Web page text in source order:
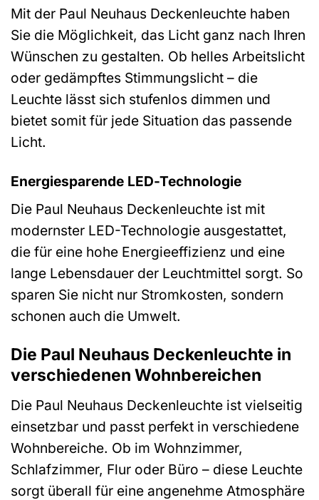
Mit der Paul Neuhaus Deckenleuchte haben
Sie die Möglichkeit, das Licht ganz nach Ihren
Wünschen zu gestalten. Ob helles Arbeitslicht
oder gedämpftes Stimmungslicht – die
Leuchte lässt sich stufenlos dimmen und
bietet somit für jede Situation das passende
Licht.
Energiesparende LED-Technologie
Die Paul Neuhaus Deckenleuchte ist mit
modernster LED-Technologie ausgestattet,
die für eine hohe Energieeffizienz und eine
lange Lebensdauer der Leuchtmittel sorgt. So
sparen Sie nicht nur Stromkosten, sondern
schonen auch die Umwelt.
Die Paul Neuhaus Deckenleuchte in
verschiedenen Wohnbereichen
Die Paul Neuhaus Deckenleuchte ist vielseitig
einsetzbar und passt perfekt in verschiedene
Wohnbereiche. Ob im Wohnzimmer,
Schlafzimmer, Flur oder Büro – diese Leuchte
sorgt überall für eine angenehme Atmosphäre